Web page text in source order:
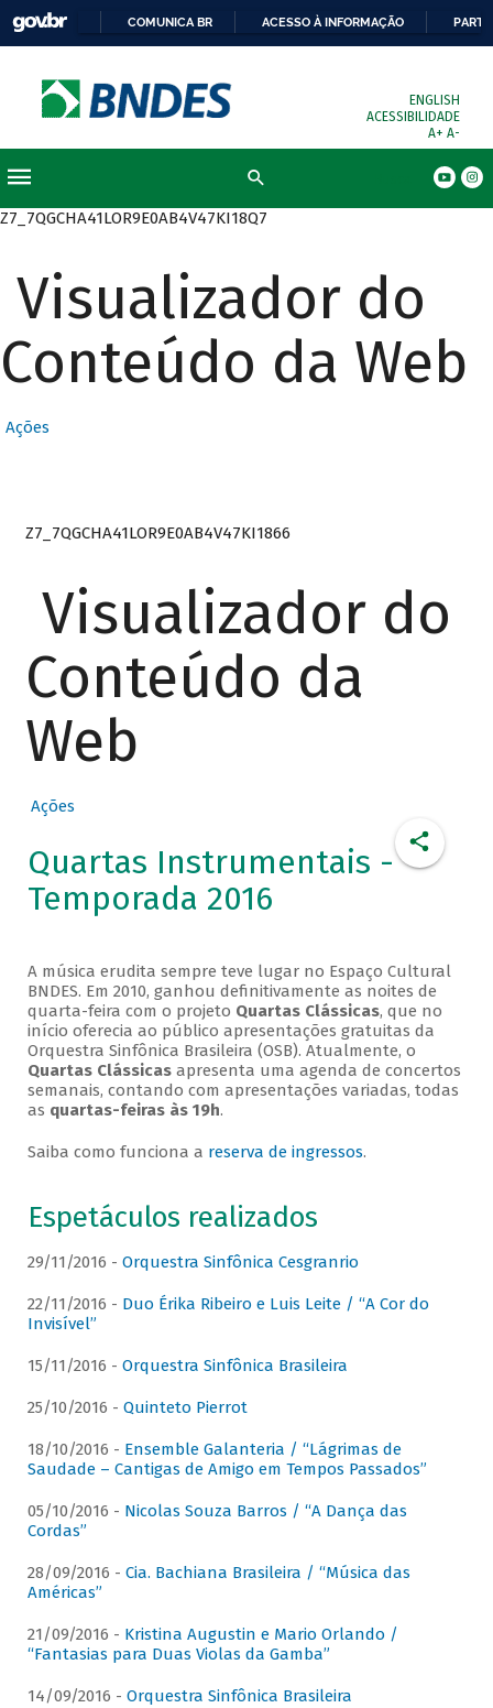
COMUNICA BR ACESSO À INFORMAÇÃO
ENGLISH
ACESSIBILIDADE
A+ A-
Z7_7QGCHA41LOR9E0AB4V47KI18Q7
Visualizador do
Conteúdo da Web
Ações
Z7_7QGCHA41LOR9E0AB4V47KI1866
Visualizador do
Conteúdo da
Web
Ações
Quartas Instrumentais -
Temporada 2016
A música erudita sempre teve lugar no Espaço Cultural
BNDES. Em 2010, ganhou definitivamente as noites de
quarta-feira com o projeto Quartas Clássicas, que no
início oferecia ao público apresentações gratuitas da
Orquestra Sinfônica Brasileira (OSB). Atualmente, o
Quartas Clássicasapresenta uma agenda de concertos
semanais, contando com apresentações variadas, todas
as quartas-feiras às 19h.
Saiba como funciona a reserva de ingressos.
Espetáculos realizados
29/11/2016 - Orquestra Sinfônica Cesgranrio
22/11/2016 - Duo Érika Ribeiro e Luis Leite / “A Cor do
Invisível”
15/11/2016 - Orquestra Sinfônica Brasileira
25/10/2016 - Quinteto Pierrot
18/10/2016 - Ensemble Galanteria / “Lágrimas de
Saudade – Cantigas de Amigo em Tempos Passados”
05/10/2016 - Nicolas Souza Barros / “A Dança das
Cordas”
28/09/2016 - Cia. Bachiana Brasileira / “Música das
Américas”
21/09/2016 - Kristina Augustin e Mario Orlando /
“Fantasias para Duas Violas da Gamba”
14/09/2016 - Orquestra Sinfônica Brasileira